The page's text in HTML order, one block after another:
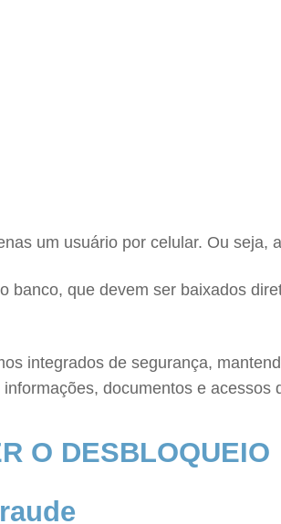
um usuário por celular. Ou seja,
que devem ser baixados
integrados de segurança,
documentos e
O DESBLOQUEIO